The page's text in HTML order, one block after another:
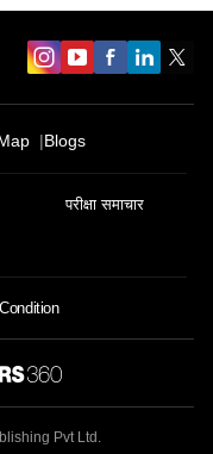
Blogs
परीक्षा समाचार
Pvt Ltd.